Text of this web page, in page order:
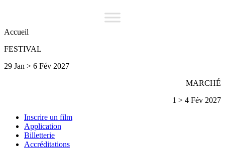
Accueil
FESTIVAL
29 Jan > 6 Fév 2027
MARCHÉ
1 > 4 Fév 2027
Inscrire un film
Application
Billetterie
Accréditations